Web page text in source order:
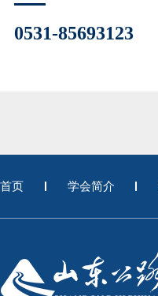
0531-85693123
首页 学会简介